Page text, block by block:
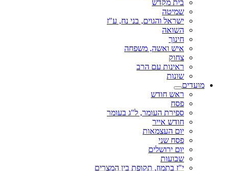
בית מקדש
שמיטה
ישראל והגוים, בני נח, ע"ז
השואה
חינוך
איש ואשה, משפחה
צחוק
ראינות עם הרב
שונות
מועדים
ראש חודש
פסח
ספירת העומר, ל"ג בעומר
חודש אייר
יום העצמאות
פסח שני
יום ירושלים
שבועות
י"ז בתמוז, תקופת בין המצרים